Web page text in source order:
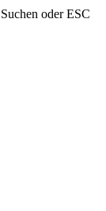
oder ESC